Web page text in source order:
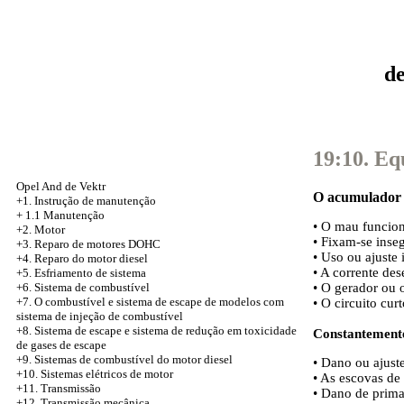
Opel And de Vektr
+1. Instrução de manutenção
+ 1.1 Manutenção
+2. Motor
+3. Reparo de motores DOHC
+4. Reparo do motor diesel
+5. Esfriamento de sistema
+6. Sistema de combustível
+7. O combustível e sistema de escape de modelos com
sistema de injeção de combustível
+8. Sistema de escape e sistema de redução em toxicidade
de gases de escape
+9. Sistemas de combustível do motor diesel
+10. Sistemas elétricos de motor
+11. Transmissão
19:10.
O acumulador
• O mau
• Fixam-se
• Uso ou
• A corrente
• O gerador ou
• O circuito
• Dano ou
• As escovas
• Dano de